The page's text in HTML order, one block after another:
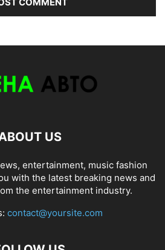
US
entertainment, music fashion
with the latest breaking news and
the entertainment industry.
contact@yoursite.com